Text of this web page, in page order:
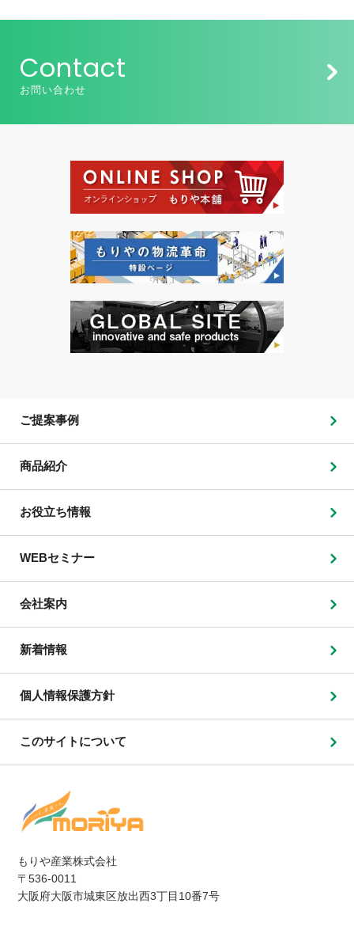
Contact
お問い合わせ
もりや産業株式会社
〒536-0011
大阪府大阪市城東区放出西3丁目10番7号
ご提案事例
商品紹介
お役立ち情報
WEBセミナー
会社案内
新着情報
個人情報保護方針
このサイトについて